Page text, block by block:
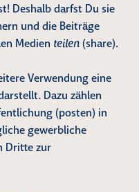
Deshalb darfst Du sie
und die Beiträge
Medien teilen (share).
Verwendung eine
Dazu zählen
(posten) in
gewerbliche
Dritte zur